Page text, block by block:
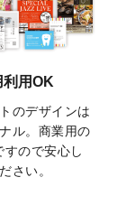
カーが作成で
公開いたしまし
え・トリミン
ツを流用する
インテンプレ
利用OK
のデザインは
ル。商業用の
すので安心し
さい。